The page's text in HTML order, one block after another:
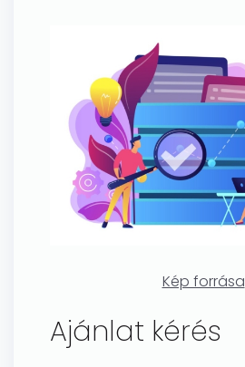
Kép forrása
Ajánlat kérés